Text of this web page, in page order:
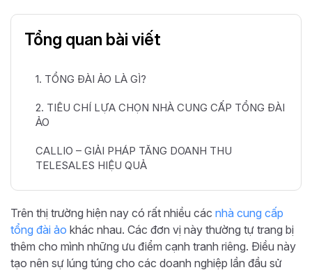
Tổng quan bài viết
1. TỔNG ĐÀI ẢO LÀ GÌ?
2. TIÊU CHÍ LỰA CHỌN NHÀ CUNG CẤP TỔNG ĐÀI
ẢO
CALLIO – GIẢI PHÁP TĂNG DOANH THU
TELESALES HIỆU QUẢ
Trên thị trường hiện nay có rất nhiều các nhà cung cấp
tổng đài ảo khác nhau. Các đơn vị này thường tự trang bị
thêm cho mình những ưu điểm cạnh tranh riêng. Điều này
tạo nên sự lúng túng cho các doanh nghiệp lần đầu sử